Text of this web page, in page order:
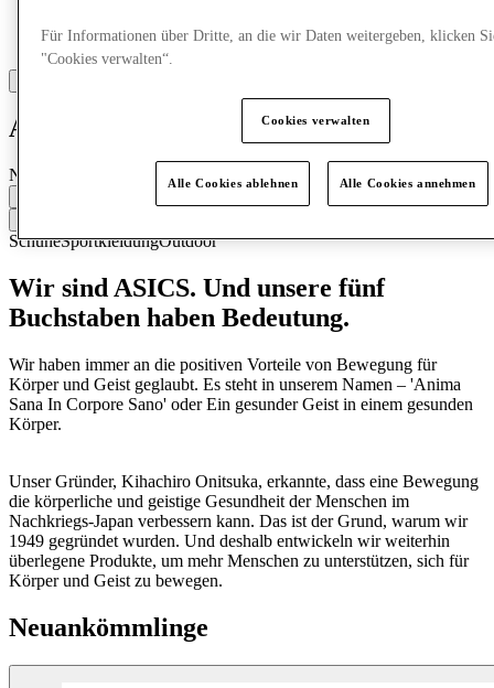
ASICS
Neu eröffnet
SchuheSportkleidungOutdoor
Wir sind ASICS. Und unsere fünf
Buchstaben haben Bedeutung.
Wir haben immer an die positiven Vorteile von Bewegung für
Körper und Geist geglaubt. Es steht in unserem Namen – 'Anima
Sana In Corpore Sano' oder Ein gesunder Geist in einem gesunden
Körper.
Unser Gründer, Kihachiro Onitsuka, erkannte, dass eine Bewegung
die körperliche und geistige Gesundheit der Menschen im
Nachkriegs-Japan verbessern kann. Das ist der Grund, warum wir
1949 gegründet wurden. Und deshalb entwickeln wir weiterhin
überlegene Produkte, um mehr Menschen zu unterstützen, sich für
Körper und Geist zu bewegen.
Neuankömmlinge
Für Informationen über Dritte, an die wir Daten weitergeben, klicken
"Cookies verwalten“.
Cookies verwalten
Alle Cookies ablehnen Alle Cookies annehmen